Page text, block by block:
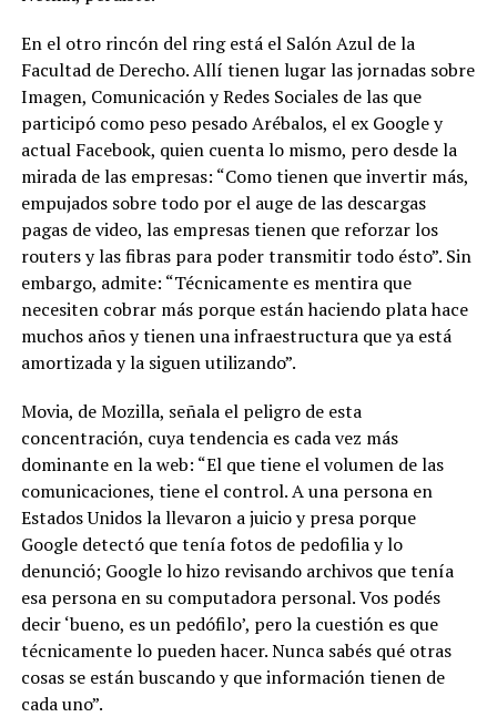
En el otro rincón del ring está el Salón Azul de la
Facultad de Derecho. Allí tienen lugar las jornadas sobre
Imagen, Comunicación y Redes Sociales de las que
participó como peso pesado Arébalos, el ex Google y
actual Facebook, quien cuenta lo mismo, pero desde la
mirada de las empresas: “Como tienen que invertir más,
empujados sobre todo por el auge de las descargas
pagas de video, las empresas tienen que reforzar los
routers y las fibras para poder transmitir todo ésto”. Sin
embargo, admite: “Técnicamente es mentira que
necesiten cobrar más porque están haciendo plata hace
muchos años y tienen una infraestructura que ya está
amortizada y la siguen utilizando”.
Movia, de Mozilla, señala el peligro de esta
concentración, cuya tendencia es cada vez más
dominante en la web: “El que tiene el volumen de las
comunicaciones, tiene el control. A una persona en
Estados Unidos la llevaron a juicio y presa porque
Google detectó que tenía fotos de pedofilia y lo
denunció; Google lo hizo revisando archivos que tenía
esa persona en su computadora personal. Vos podés
decir ‘bueno, es un pedófilo’, pero la cuestión es que
técnicamente lo pueden hacer. Nunca sabés qué otras
cosas se están buscando y que información tienen de
cada uno”.